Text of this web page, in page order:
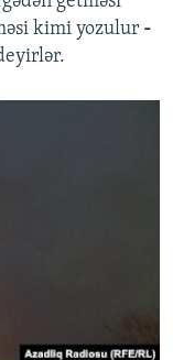
kimi yozulur -